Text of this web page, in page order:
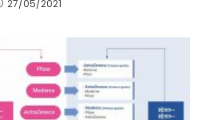
27/05/2021